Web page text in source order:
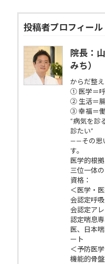
投稿者プロフィール
院長：
みち）
からだ整
① 医学＝
② 生活＝
③ 幸福＝
“病気を診
診たい”
——その思
す。
医学的根
三位一体
資格：
＜医学・
会認定呼
会認定ア
認定喘息
医、日本
ート
＜予防医
機能的骨